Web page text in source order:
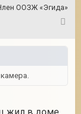
ООЗЖ «Эгида»